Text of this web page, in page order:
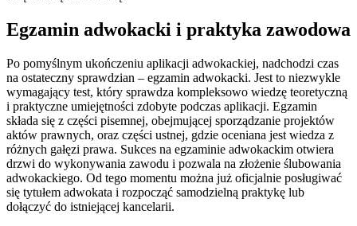
Egzamin adwokacki i praktyka zawodowa
Po pomyślnym ukończeniu aplikacji adwokackiej, nadchodzi czas
na ostateczny sprawdzian – egzamin adwokacki. Jest to niezwykle
wymagający test, który sprawdza kompleksowo wiedzę teoretyczną
i praktyczne umiejętności zdobyte podczas aplikacji. Egzamin
składa się z części pisemnej, obejmującej sporządzanie projektów
aktów prawnych, oraz części ustnej, gdzie oceniana jest wiedza z
różnych gałęzi prawa. Sukces na egzaminie adwokackim otwiera
drzwi do wykonywania zawodu i pozwala na złożenie ślubowania
adwokackiego. Od tego momentu można już oficjalnie posługiwać
się tytułem adwokata i rozpocząć samodzielną praktykę lub
dołączyć do istniejącej kancelarii.